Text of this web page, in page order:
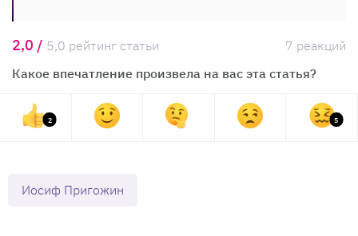
2,0 / 5,0 рейтинг статьи
7 реакций
Какое впечатление произвела на вас эта статья?
2 5
Иосиф Пригожин